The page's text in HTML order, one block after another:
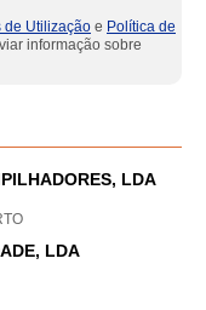
de Utilização e Política de
informação sobre
LDA
LDA